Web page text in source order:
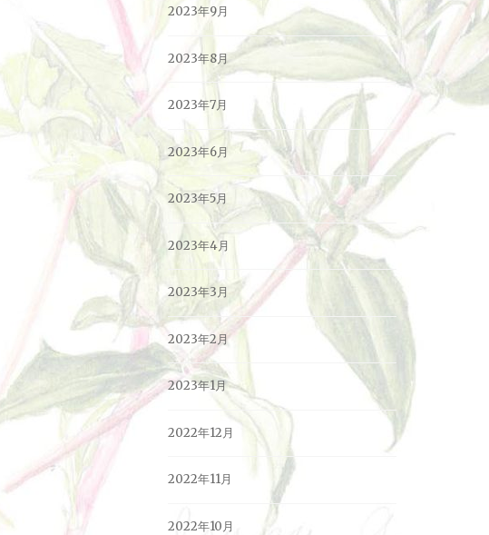
2023年9月
2023年8月
2023年7月
2023年6月
2023年5月
2023年4月
2023年3月
2023年2月
2023年1月
2022年12月
2022年11月
2022年10月